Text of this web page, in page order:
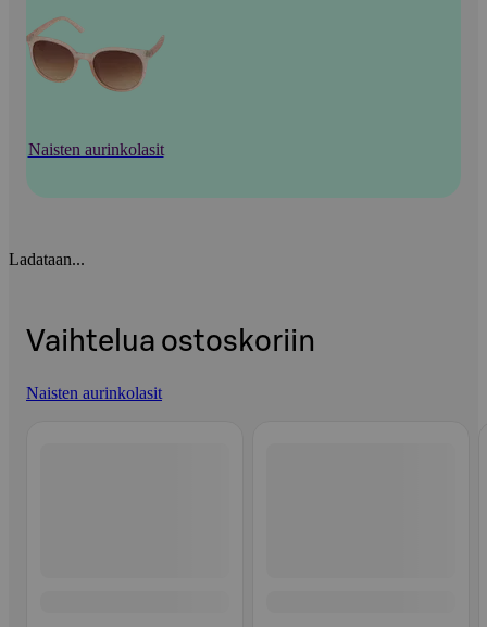
Naisten aurinkolasit
Ladataan...
Vaihtelua ostoskoriin
Naisten aurinkolasit